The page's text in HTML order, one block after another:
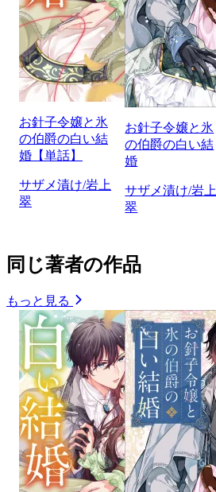
お針子令嬢と氷
の伯爵の白い結
婚【単話】
サザメ漬け/岩上
翠
お針子令嬢と氷
の伯爵の白い結
婚
サザメ漬け/岩上
翠
同じ著者の作品
もっと見る